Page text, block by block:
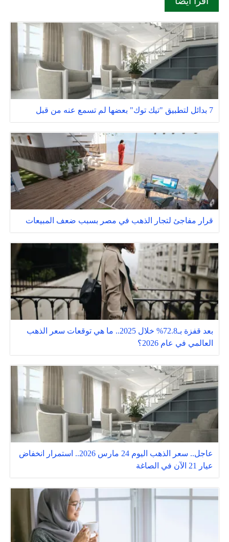
7 بدائل لتطبيق "تيك توك" بعضها لم تسمع عنه من قبل
قرار مفاجئ لتجار الذهب في مصر بسبب ضعف المبيعات
بعد قفزة بـ72.8% خلال 2025.. ما هي توقعات سعر الذهب
العالمي في عام 2026؟
عاجل.. سعر الذهب اليوم 24 مارس 2026.. استمرار انخفاض
عيار 21 الآن في الصاغة